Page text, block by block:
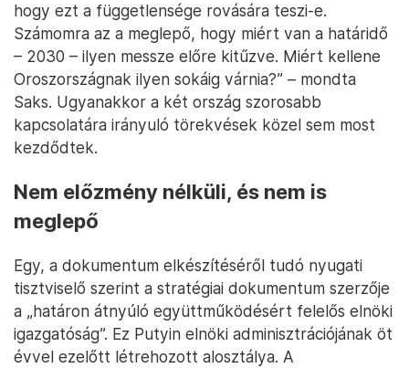
hogy ezt a függetlensége rovására teszi-e.
Számomra az a meglepő, hogy miért van a határidő
– 2030 – ilyen messze előre kitűzve. Miért kellene
Oroszországnak ilyen sokáig várnia?” – mondta
Saks. Ugyanakkor a két ország szorosabb
kapcsolatára irányuló törekvések közel sem most
kezdődtek.
Nem előzmény nélküli, és nem is
meglepő
Egy, a dokumentum elkészítéséről tudó nyugati
tisztviselő szerint a stratégiai dokumentum szerzője
a „határon átnyúló együttműködésért felelős elnöki
igazgatóság”. Ez Putyin elnöki adminisztrációjának öt
évvel ezelőtt létrehozott alosztálya. A